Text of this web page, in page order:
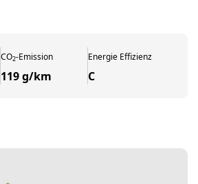
CO2-Emission
119 g/km
Energie Effizienz
C